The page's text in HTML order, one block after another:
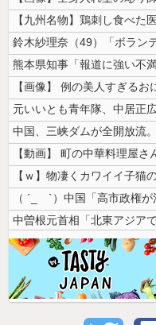
元いいとも青年隊、中居正
中国、三峡ダムが全開放流
【動画】 町の中華料理屋
【ｗ】物凄くカワイイ子猫
中曽根元首相「北東アジア